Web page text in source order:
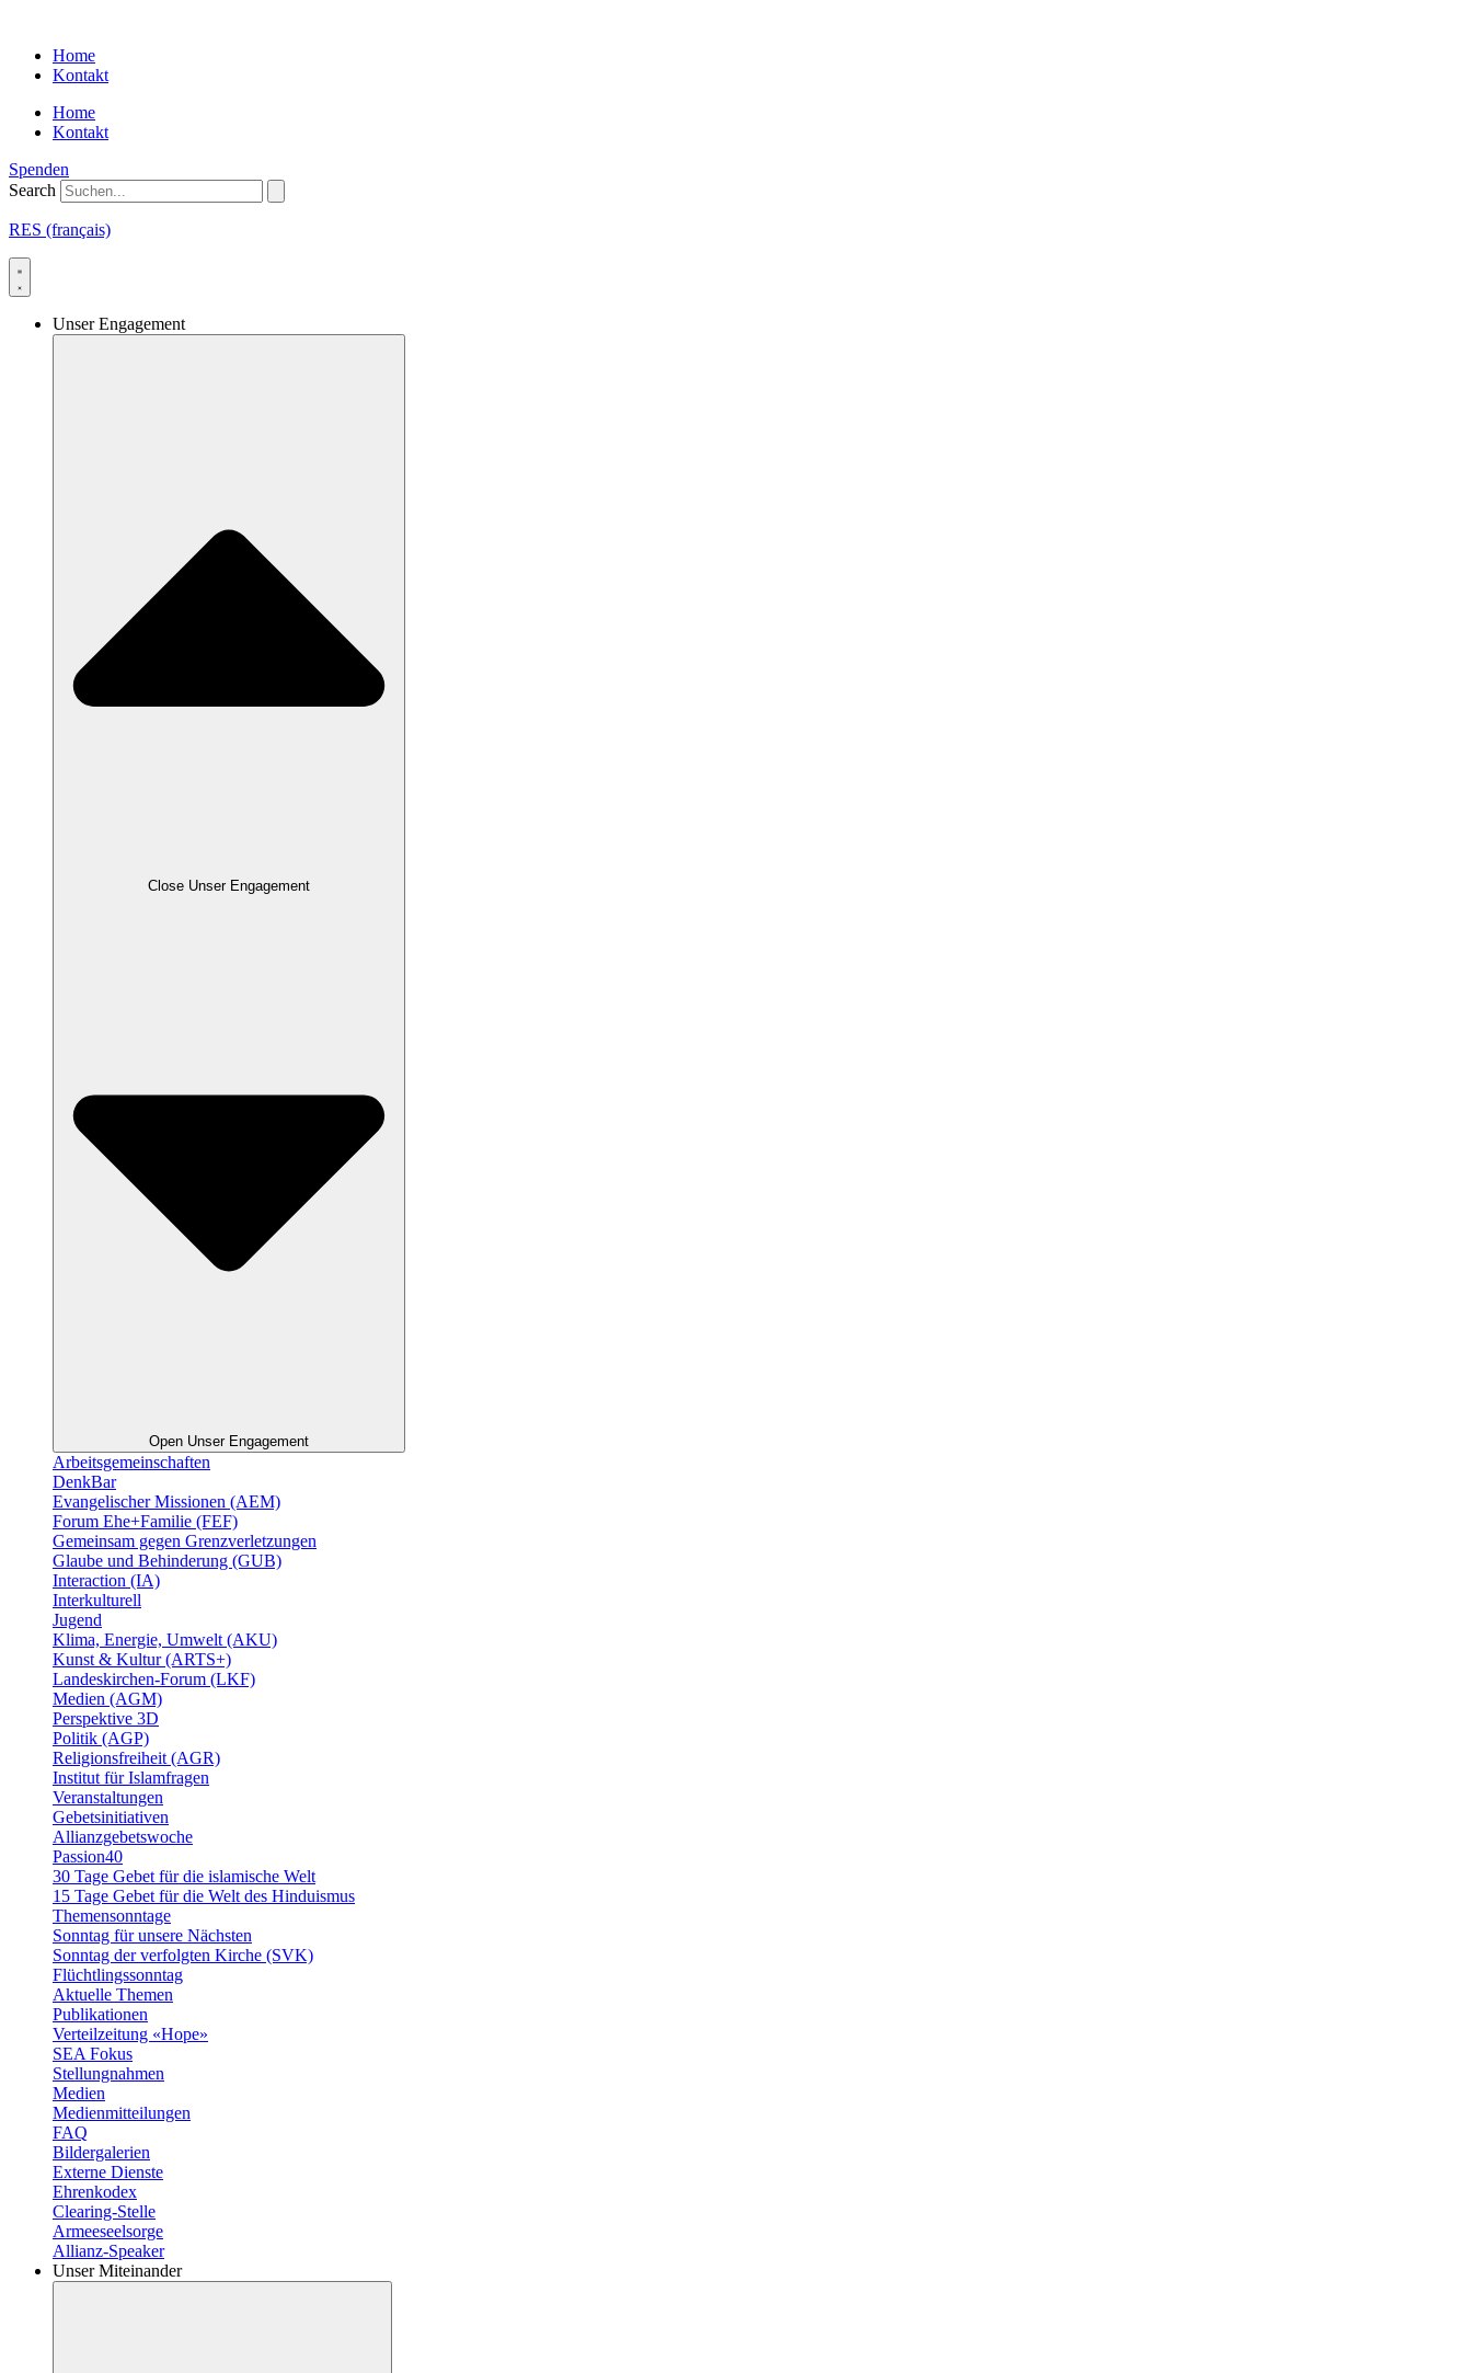
contentHome
Kontakt
Home
Kontakt
Spenden
Search
RES (français)
Unser Engagement
Close Unser Engagement
Open Unser Engagement
Arbeitsgemeinschaften
DenkBar
Evangelischer Missionen (AEM)
Forum Ehe+Familie (FEF)
Gemeinsam gegen Grenzverletzungen
Glaube und Behinderung (GUB)
Interaction (IA)
Interkulturell
Jugend
Klima, Energie, Umwelt (AKU)
Kunst & Kultur (ARTS+)
Landeskirchen-Forum (LKF)
Medien (AGM)
Perspektive 3D
Politik (AGP)
Religionsfreiheit (AGR)
Institut für Islamfragen
Veranstaltungen
Gebetsinitiativen
Allianzgebetswoche
Passion40
30 Tage Gebet für die islamische Welt
15 Tage Gebet für die Welt des Hinduismus
Themensonntage
Sonntag für unsere Nächsten
Sonntag der verfolgten Kirche (SVK)
Flüchtlingssonntag
Aktuelle Themen
Publikationen
Verteilzeitung «Hope»
SEA Fokus
Stellungnahmen
Medien
Medienmitteilungen
FAQ
Bildergalerien
Externe Dienste
Ehrenkodex
Clearing-Stelle
Armeeseelsorge
Allianz-Speaker
Unser Miteinander